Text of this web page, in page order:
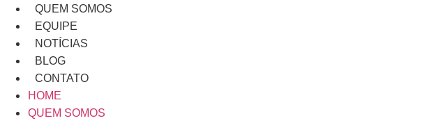
QUEM SOMOS
EQUIPE
NOTÍCIAS
BLOG
CONTATO
HOME
QUEM SOMOS